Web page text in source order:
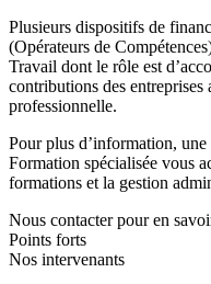
Plusieurs dispositifs de
(Opérateurs de
Travail dont le rôle est
contributions des
professionnelle.
Pour plus d’information,
Formation spécialisée vous
formations et la gestion
Nous contacter pour en
Points forts
Nos intervenants